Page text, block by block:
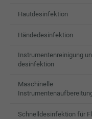
Hautdesinfektion
Händedesinfektion
Instrumentenreinigung
desinfektion
Maschinelle
Schnelldesinfektion für